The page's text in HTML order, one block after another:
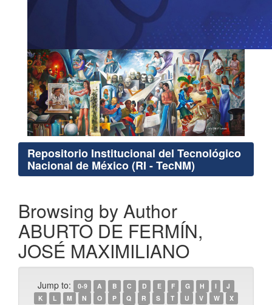
Repositorio Institucional del Tecnológico
Nacional de México (RI - TecNM)
Browsing by Author
ABURTO DE FERMÍN,
JOSÉ MAXIMILIANO
Jump to: 0-9 A B C D E F G H I
J
K
L M N O P Q R S T U V W
X